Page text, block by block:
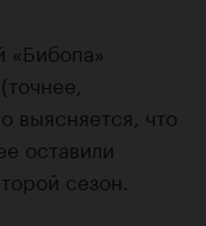
«Бибопа»
выясняется, что
оставили
сезон.